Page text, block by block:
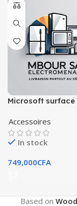
Microsoft
(2024)
Accessoires
In stock
749,000CFA
Based on